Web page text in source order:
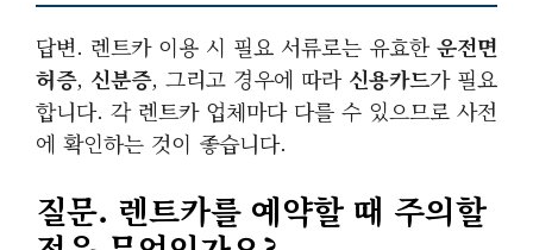
답변. 렌트카 이용 시 필요 서류로는 유효한운전면
허증, 신분증, 그리고 경우에 따라 신용카드가 필요
합니다. 각 렌트카 업체마다 다를 수 있으므로 사전
에 확인하는 것이 좋습니다.
질문. 렌트카를 예약할 때 주의할